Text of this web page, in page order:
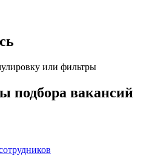
или фильтры
подбора вакансий